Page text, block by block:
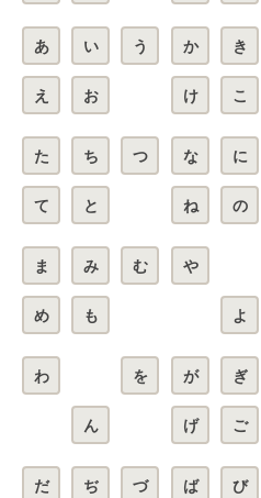
あ い う
え お
か き
け こ
た ち つ
て と
な に
ね の
ま み む
め も
や
よ
わ を
ん
が ぎ
げ ご
だ ぢ づ ば び